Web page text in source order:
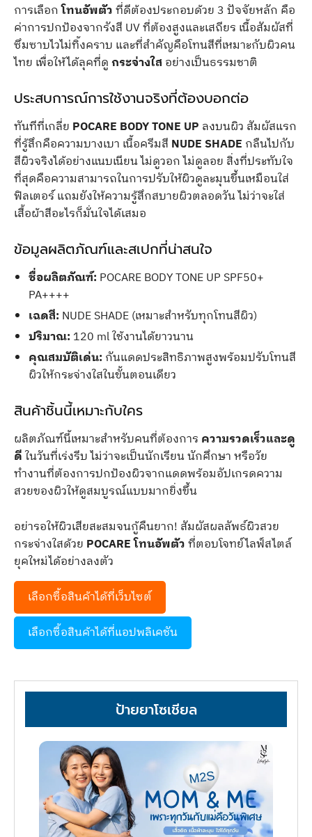
การเลือกโทนอัพตัวที่ดีต้องประกอบด้วย 3 ปัจจัยหลัก คือ
ค่าการปกป้องจากรังสี UV ที่ต้องสูงและเสถียร เนื้อสัมผัสที่
ซึมซาบไวไม่ทิ้งคราบ และที่สำคัญคือโทนสีที่เหมาะกับผิวคน
ไทย เพื่อให้ได้ลุคที่ดูกระจ่างใส อย่างเป็นธรรมชาติ
ประสบการณ์การใช้งานจริงที่ต้องบอกต่อ
ทันทีที่เกลี่ย POCARE BODY TONE UP ลงบนผิว สัมผัสแรก
ที่รู้สึกคือความบางเบา เนื้อครีมสี NUDE SHADE กลืนไปกับ
สีผิวจริงได้อย่างแนบเนียน ไม่ดูวอก ไม่ดูลอย สิ่งที่ประทับใจ
ที่สุดคือความสามารถในการปรับให้ผิวดูละมุนขึ้นเหมือนใส่
ฟิลเตอร์ แถมยังให้ความรู้สึกสบายผิวตลอดวัน ไม่ว่าจะใส่
เสื้อผ้าสีอะไรก็มั่นใจได้เสมอ
ข้อมูลผลิตภัณฑ์และสเปกที่น่าสนใจ
ชื่อผลิตภัณฑ์: POCARE BODY TONE UP SPF50+
PA++++
เฉดสี: NUDE SHADE (เหมาะสำหรับทุกโทนสีผิว)
ปริมาณ: 120 ml ใช้งานได้ยาวนาน
คุณสมบัติเด่น: กันแดดประสิทธิภาพสูงพร้อมปรับโทนสี
ผิวให้กระจ่างใสในขั้นตอนเดียว
สินค้าชิ้นนี้เหมาะกับใคร
ผลิตภัณฑ์นี้เหมาะสำหรับคนที่ต้องการ ความรวดเร็วและดู
ดีในวันที่เร่งรีบ ไม่ว่าจะเป็นนักเรียน นักศึกษา หรือวัย
ทำงานที่ต้องการปกป้องผิวจากแดดพร้อมอัปเกรดความ
สวยของผิวให้ดูสมบูรณ์แบบมากยิ่งขึ้น
อย่ารอให้ผิวเสียสะสมจนกู้คืนยาก! สัมผัสผลลัพธ์ผิวสวย
กระจ่างใสด้วย POCARE โทนอัพตัวที่ตอบโจทย์ไลฟ์สไตล์
ยุคใหม่ได้อย่างลงตัว
เลือกซื้อสินค้าได้ที่เว็บไซต์
เลือกซื้อสินค้าได้ที่แอปพลิเคชัน
ป้ายยาโซเชียล